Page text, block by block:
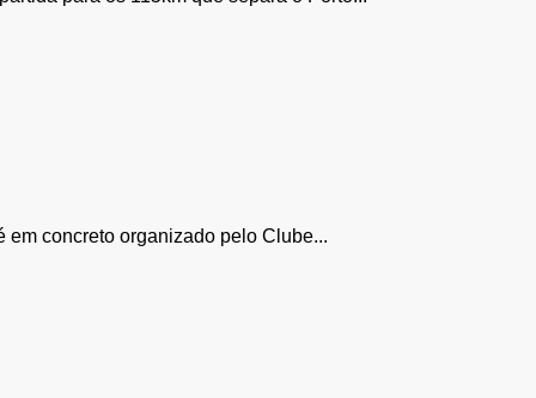
em concreto organizado pelo Clube...